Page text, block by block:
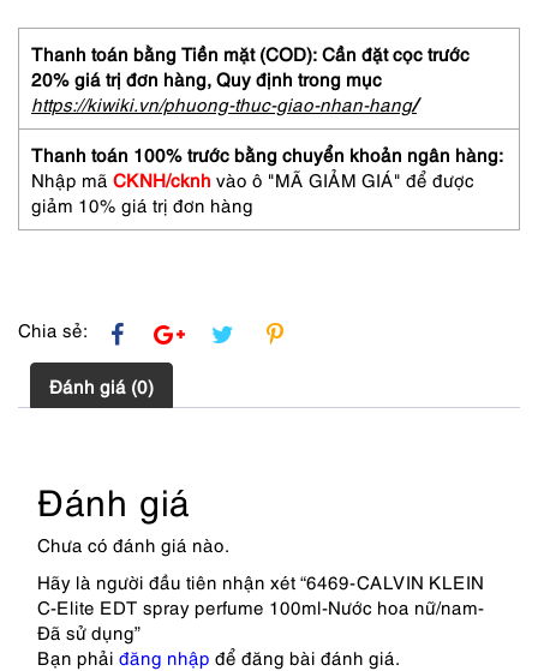
C-
Elite
EDT
spray
perfume
100ml-
Nước
hoa
nữ/nam-
số
Thanh toán bằng Tiền mặt (COD): Cần đặt cọc trước
20% giá trị đơn hàng, Quy định trong mục
https://kiwiki.vn/phuong-thuc-giao-nhan-hang/
Thanh toán 100% trước bằng chuyển khoản ngân hàng:
Nhập mã CKNH/cknh vào ô "MÃ GIẢM GIÁ" để được
giảm 10% giá trị đơn hàng
Chia sẻ:
Đánh giá (0)
Đánh giá
Chưa có đánh giá nào.
Hãy là người đầu tiên nhận xét “6469-CALVIN KLEIN
C-Elite EDT spray perfume 100ml-Nước hoa nữ/nam-
Đã sử dụng”
Bạn phải đăng nhập để đăng bài đánh giá.